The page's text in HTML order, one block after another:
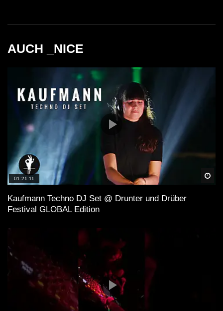
AUCH _NICE
01:21:11
Kaufmann Techno DJ Set @ Drunter und Drüber
Festival GLOBAL Edition